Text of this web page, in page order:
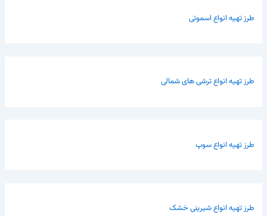
طرز تهیه انواع اسموتی
طرز تهیه انواع ترشی های شمالی
طرز تهیه انواع سوپ
طرز تهیه انواع شیرینی خشک